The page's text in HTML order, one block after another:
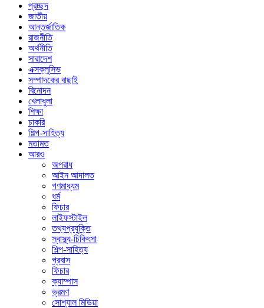
প্রচ্ছদ
জাতীয়
আন্তর্জাতিক
রাজনীতি
অর্থনীতি
সারাদেশ
এক্সক্লুসিভ
সম্পাদকের বাছাই
বিনোদন
খেলাধুলা
শিক্ষা
চাকরি
শিল্প-সাহিত্য
মতামত
আরও
অপরাধ
আইন আদালত
গণমাধ্যম
ধর্ম
ফিচার
লাইফস্টাইল
তথ্যপ্রযুক্তি
স্বাস্থ্য-চিকিৎসা
শিল্প-সাহিত্য
প্রবাস
ফিচার
ক্যাম্পাস
ভ্রমণ
সোশ্যাল মিডিয়া